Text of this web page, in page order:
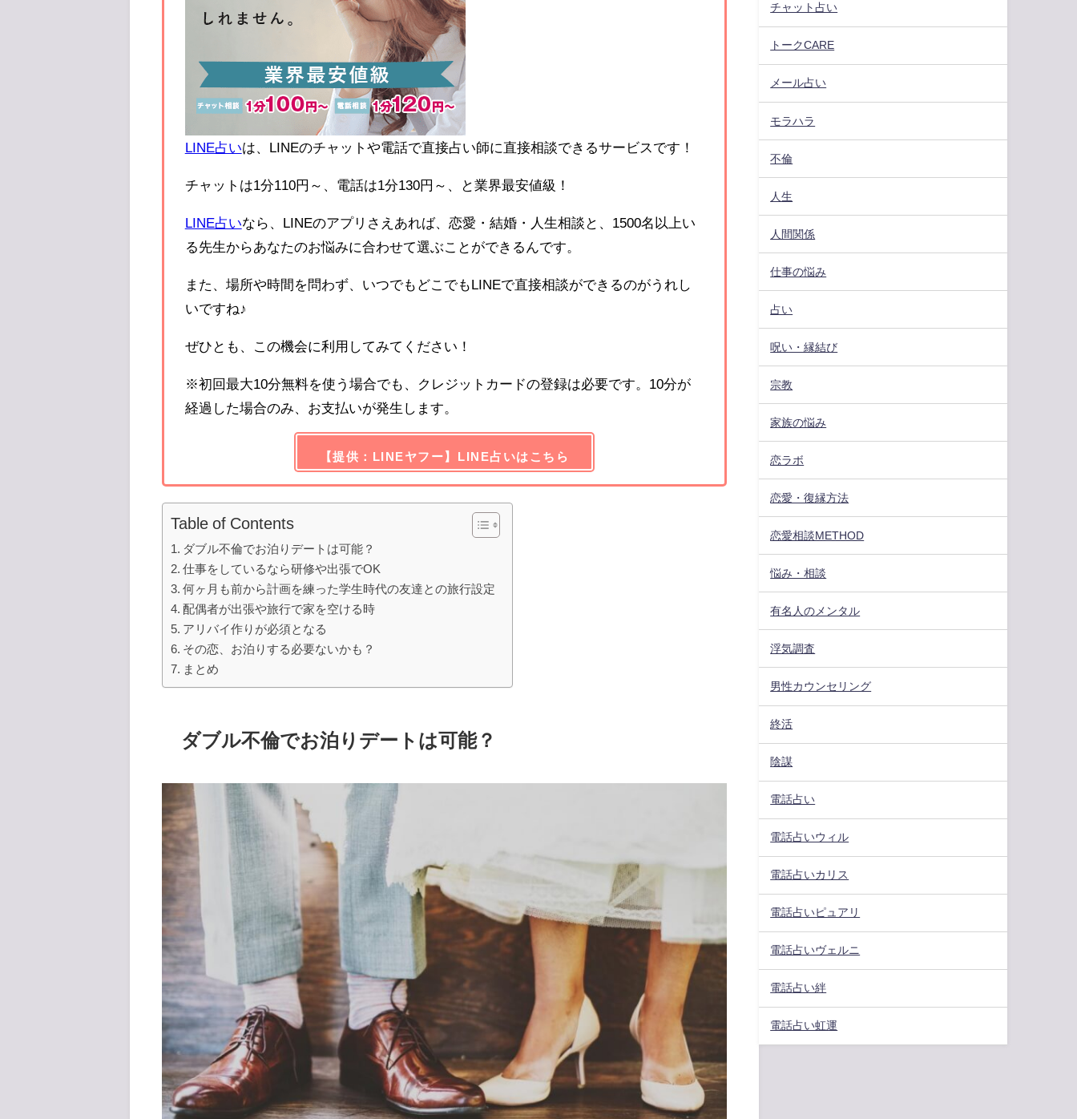
LINE占いは、LINEのチャットや電話で直接占い師に直接相談できるサービスです！
チャットは1分110円～、電話は1分130円～、と業界最安値級！
LINE占いなら、LINEのアプリさえあれば、恋愛・結婚・人生相談と、1500名以上い
る先生からあなたのお悩みに合わせて選ぶことができるんです。
また、場所や時間を問わず、いつでもどこでもLINEで直接相談ができるのがうれし
いですね♪
ぜひとも、この機会に利用してみてください！
※初回最大10分無料を使う場合でも、クレジットカードの登録は必要です。10分が
経過した場合のみ、お支払いが発生します。
【提供：LINEヤフー】LINE占いはこちら
Table of Contents
ダブル不倫でお泊りデートは可能？
仕事をしているなら研修や出張でOK
何ヶ月も前から計画を練った学生時代の友達との旅行設定
配偶者が出張や旅行で家を空ける時
アリバイ作りが必須となる
その恋、お泊りする必要ないかも？
まとめ
ダブル不倫でお泊りデートは可能？
チャット占い
トークCARE
メール占い
モラハラ
不倫
人生
人間関係
仕事の悩み
占い
呪い・縁結び
宗教
家族の悩み
恋ラボ
恋愛・復縁方法
恋愛相談METHOD
悩み・相談
有名人のメンタル
浮気調査
男性カウンセリング
終活
陰謀
電話占い
電話占いウィル
電話占いカリス
電話占いピュアリ
電話占いヴェルニ
電話占い絆
電話占い虹運